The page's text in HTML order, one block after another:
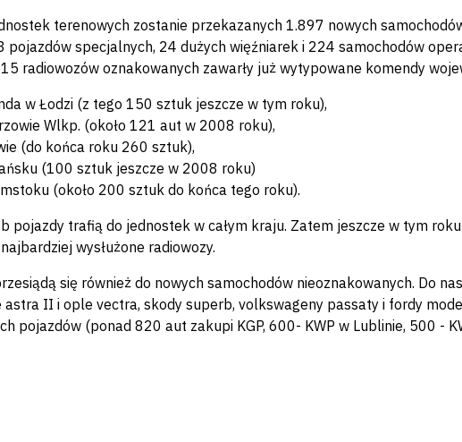
terenowych zostanie przekazanych 1.897 nowych
specjalnych, 24 dużych więźniarek i 224 samochodów
radiowozów oznakowanych zawarły już wytypowane komendy
w Łodzi (z tego 150 sztuk jeszcze w tym roku),
Wlkp. (około 121 aut w 2008 roku),
(do końca roku 260 sztuk),
(100 sztuk jeszcze w 2008 roku)
(około 200 sztuk do końca tego roku).
pojazdy trafią do jednostek w całym kraju. Zatem jeszcze w tym
wysłużone radiowozy.
się również do nowych samochodów nieoznakowanych. Do
II i ople vectra, skody superb, volkswageny passaty i fordy
pojazdów (ponad 820 aut zakupi KGP, 600- KWP w Lublinie, 500 -